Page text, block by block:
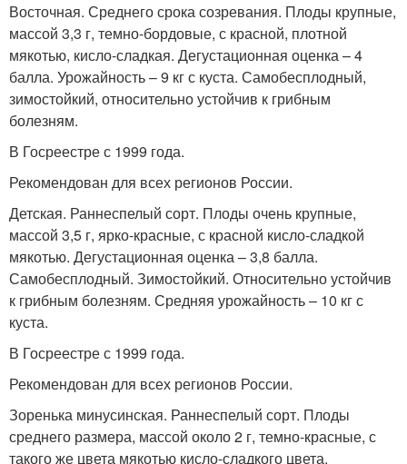
Восточная. Среднего срока созревания. Плоды крупные,
массой 3,3 г, темно-бордовые, с красной, плотной
мякотью, кисло-сладкая. Дегустационная оценка – 4
балла. Урожайность – 9 кг с куста. Самобесплодный,
зимостойкий, относительно устойчив к грибным
болезням.
В Госреестре с 1999 года.
Рекомендован для всех регионов России.
Детская. Раннеспелый сорт. Плоды очень крупные,
массой 3,5 г, ярко-красные, с красной кисло-сладкой
мякотью. Дегустационная оценка – 3,8 балла.
Самобесплодный. Зимостойкий. Относительно устойчив
к грибным болезням. Средняя урожайность – 10 кг с
куста.
В Госреестре с 1999 года.
Рекомендован для всех регионов России.
Зоренька минусинская. Раннеспелый сорт. Плоды
среднего размера, массой около 2 г, темно-красные, с
такого же цвета мякотью кисло-сладкого цвета.